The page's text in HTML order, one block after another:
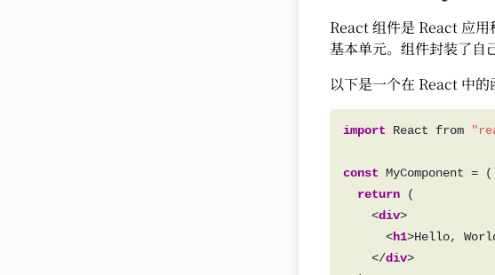
React 组件是 React 应
基本单元。组件封装了自
以下是一个在 React 中的
import React from
const
return
    <
div
      <
h1>Hello,
    </
div